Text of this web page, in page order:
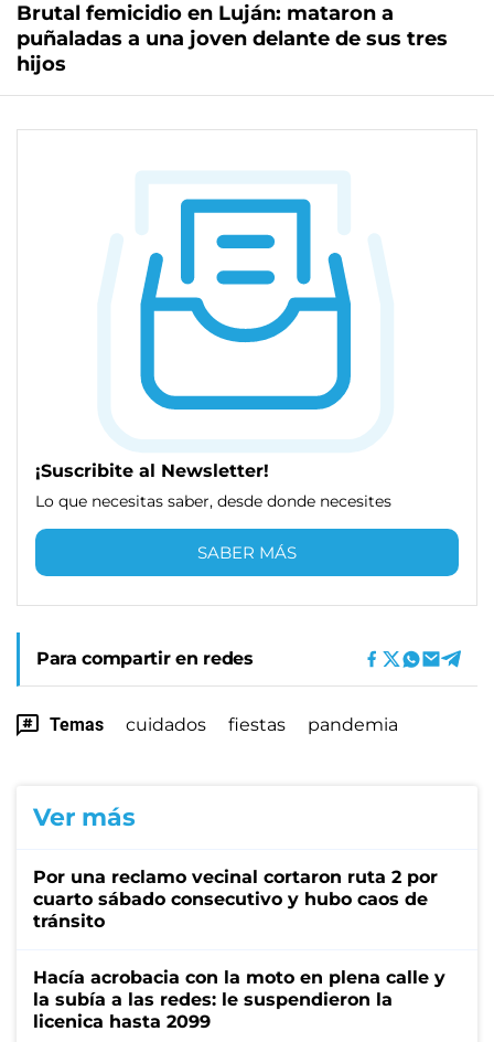
Brutal femicidio en Luján: mataron a
puñaladas a una joven delante de sus tres
hijos
¡Suscribite al Newsletter!
Lo que necesitas saber, desde donde necesites
SABER MÁS
Para compartir en redes
Temas cuidados fiestas pandemia
Ver más
Por una reclamo vecinal cortaron ruta 2 por
cuarto sábado consecutivo y hubo caos de
tránsito
Hacía acrobacia con la moto en plena calle y
la subía a las redes: le suspendieron la
licenica hasta 2099